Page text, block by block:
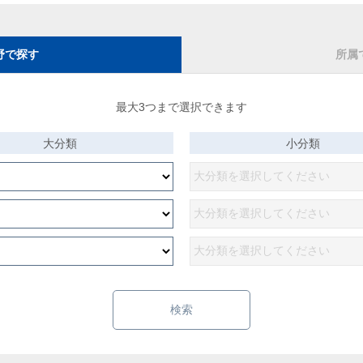
で探す 所属
最大3つまで選択できます
大分類 小分類
検索